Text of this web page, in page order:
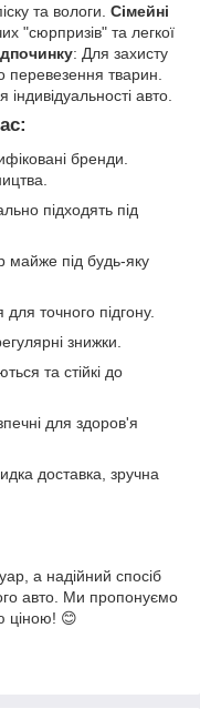
та вологи. Сімейні
"сюрпризів" та легкої
: Для захисту
перевезення тварин.
авто.
бренди.
підходять під
майже під будь-яку
точного підгону.
знижки.
та стійкі до
для здоров'я
доставка, зручна
а надійний спосіб
авто. Ми пропонуємо
ціною! 😊